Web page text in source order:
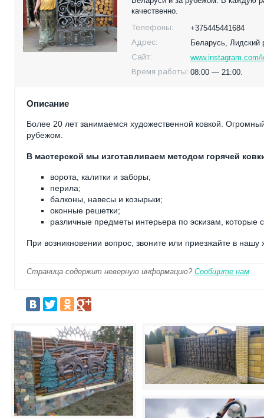
качественно.
Телефоны:
+375445441684
Адрес:
Беларусь, Лидский
Сайт:
Время работы: 08:00 — 21:00.
Описание
Более 20 лет занимаемся художественной ковкой.
рубежом.
В мастерской мы изготавливаем методом горячей
ворота, калитки и заборы;
перила;
балконы, навесы и козырьки;
оконные решетки;
различные предметы интерьера по эскизам, которые
При возникновении вопрос, звоните или приезжайте в
Страница содержит неверную информацию? Сообщите нам